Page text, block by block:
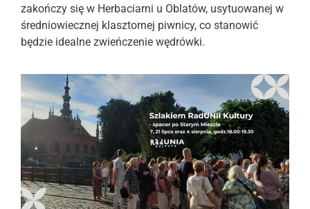
zakończy się w Herbaciarni u Oblatów, usytuowanej w
średniowiecznej klasztornej piwnicy, co stanowić
będzie idealne zwieńczenie wędrówki.